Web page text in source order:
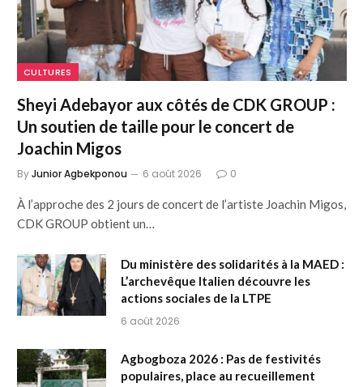
CULTURES
Sheyi Adebayor aux côtés de CDK GROUP :
Un soutien de taille pour le concert de
Joachin Migos
ByJunior Agbekponou 6 août 2026 0
À l’approche des 2 jours de concert de l’artiste Joachin Migos,
CDK GROUP obtient un…
Du ministère des solidarités à la MAED :
L’archevêque Italien découvre les
actions sociales de la LTPE
6 août 2026
Agbogboza 2026 : Pas de festivités
populaires, place au recueillement